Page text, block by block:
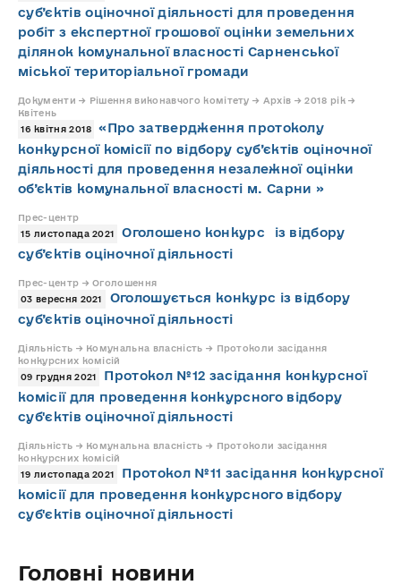
суб’єктів оціночної діяльності для проведення
робіт з експертної грошової оцінки земельних
ділянок комунальної власності Сарненської
міської територіальної громади
Документи → Рішення виконавчого комітету → Архів → 2018 рік →
Квітень
16 квітня 2018
«Про затвердження протоколу
конкурсної комісії по відбору суб’єктів оціночної
діяльності для проведення незалежної оцінки
об’єктів комунальної власності м. Сарни »
Прес-центр
15 листопада 2021
Оголошено конкурс із відбору
суб’єктів оціночної діяльності
Прес-центр → Оголошення
03 вересня 2021
Оголошується конкурс із відбору
суб’єктів оціночної діяльності
Діяльність → Комунальна власність → Протоколи засідання
конкурсних комісій
09 грудня 2021
Протокол №12 засідання конкурсної
комісії для проведення конкурсного відбору
суб'єктів оціночної діяльності
Діяльність → Комунальна власність → Протоколи засідання
конкурсних комісій
19 листопада 2021
Протокол №11 засідання конкурсної
комісії для проведення конкурсного відбору
суб'єктів оціночної діяльності
Головні новини